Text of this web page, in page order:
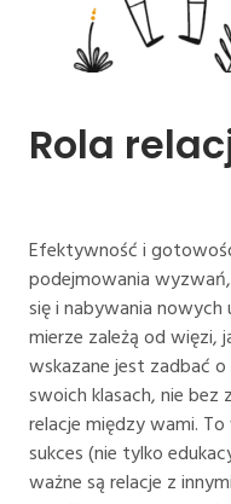
Rola
Efektywność i
podejmowania
się i nabywania
mierze zależą od więzi,
wskazane jest zadbać
swoich klasach, nie bez
relacje między wami.
sukces (nie tylko
ważne są relacje z